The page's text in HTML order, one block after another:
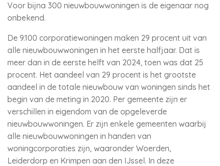
Voor bijna 300 nieuwbouwwoningen is de eigenaar nog
onbekend.
De 9.100 corporatiewoningen maken 29 procent uit van
alle nieuwbouwwoningen in het eerste halfjaar. Dat is
meer dan in de eerste helft van 2024, toen was dat 25
procent. Het aandeel van 29 procent is het grootste
aandeel in de totale nieuwbouw van woningen sinds het
begin van de meting in 2020. Per gemeente zijn er
verschillen in eigendom van de opgeleverde
nieuwbouwwoningen. Er zijn enkele gemeenten waarbij
alle nieuwbouwwoningen in handen van
woningcorporaties zijn, waaronder Woerden,
Leiderdorp en Krimpen aan den IJssel. In deze